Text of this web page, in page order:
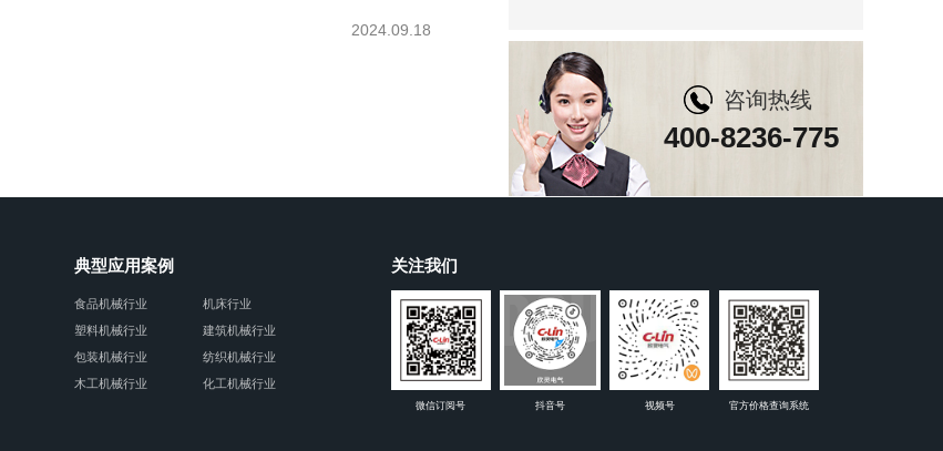
2024.09.18
咨询热线
400-8236-775
典型应用案例
食品机械行业
机床行业
塑料机械行业
建筑机械行业
包装机械行业
纺织机械行业
木工机械行业
化工机械行业
关注我们
微信订阅号 抖音号 视频号 官方价格查询系统